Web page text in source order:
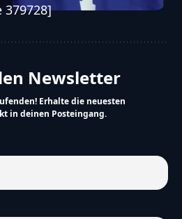
379728]
Newsletter
Erhalte die neuesten
in deinen Posteingang.